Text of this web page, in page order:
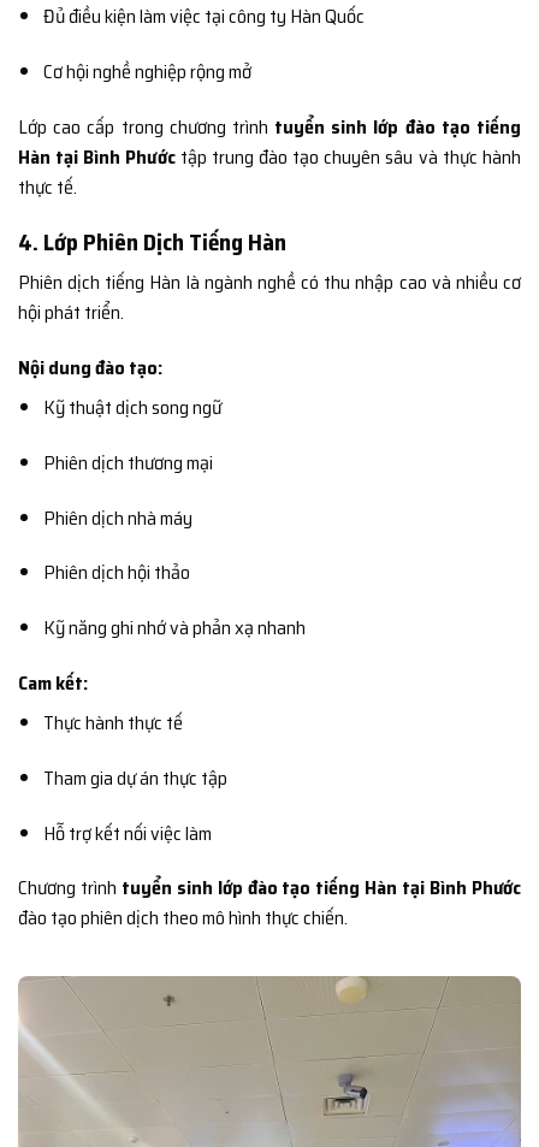
Đủ điều kiện làm việc tại công ty Hàn Quốc
Cơ hội nghề nghiệp rộng mở
Lớp cao cấp trong chương trình tuyển sinh lớp đào tạo tiếng
Hàn tại Bình Phướctập trung đào tạo chuyên sâu và thực hành
thực tế.
4. Lớp Phiên Dịch Tiếng Hàn
Phiên dịch tiếng Hàn là ngành nghề có thu nhập cao và nhiều cơ
hội phát triển.
Nội dung đào tạo:
Kỹ thuật dịch song ngữ
Phiên dịch thương mại
Phiên dịch nhà máy
Phiên dịch hội thảo
Kỹ năng ghi nhớ và phản xạ nhanh
Cam kết:
Thực hành thực tế
Tham gia dự án thực tập
Hỗ trợ kết nối việc làm
Chương trình tuyển sinh lớp đào tạo tiếng Hàn tại Bình Phước
đào tạo phiên dịch theo mô hình thực chiến.